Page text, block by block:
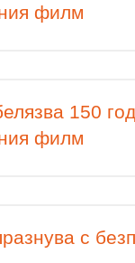
филм
150
филм
с